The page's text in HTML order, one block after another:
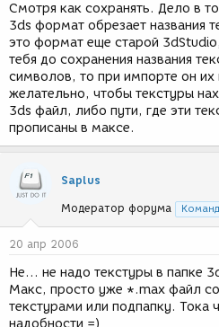
Смотря как сохранять. Дело в
3ds формат обрезает названия
это формат еще старой
тебя до сохранения названия
символов, то при импорте он
желательно, чтобы текстуры
3ds файл, либо пути, где эти
прописаны в максе.
Saplus
Модератор форума
20 апр 2006
Не... не надо текстуры в папке
Макс, просто уже *.max файл
текстурами или подпапку. Тока
надобности =)